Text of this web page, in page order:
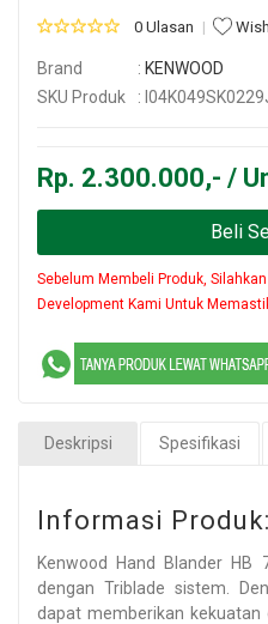
0 Ulasan
Brand : KENWOOD
SKU Produk
:
Rp. 2.300.000,- /
Beli
Sebelum Membeli Produk,
Development Kami Untuk
Deskripsi Spesifikasi
Informasi Produk:
Kenwood Hand Blander HB
dengan Triblade sistem.
dapat memberikan